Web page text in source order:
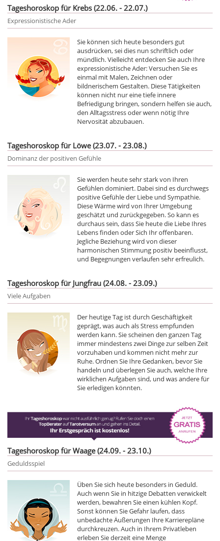
Tageshoroskop für Krebs (22.06. - 22.07.)
Expressionistische Ader
Sie können sich heute besonders gut
ausdrücken, sei dies nun schriftlich oder
mündlich. Vielleicht entdecken Sie auch Ihre
expressionistische Ader: Versuchen Sie es
einmal mit Malen, Zeichnen oder
bildnerischem Gestalten. Diese Tätigkeiten
können nicht nur eine tiefe innere
Befriedigung bringen, sondern helfen sie auch,
den Alltagsstress oder wenn nötig Ihre
Nervosität abzubauen.
Tageshoroskop für Löwe (23.07. - 23.08.)
Dominanz der positiven Gefühle
Sie werden heute sehr stark von Ihren
Gefühlen dominiert. Dabei sind es durchwegs
positive Gefühle der Liebe und Sympathie.
Diese Wärme wird von Ihrer Umgebung
geschätzt und zurückgegeben. So kann es
durchaus sein, dass Sie heute die Liebe Ihres
Lebens finden oder Sich Ihr offenbaren.
Jegliche Beziehung wird von dieser
harmonischen Stimmung positiv beeinflusst,
und Begegnungen verlaufen sehr erfreulich.
Tageshoroskop für Jungfrau (24.08. - 23.09.)
Viele Aufgaben
Der heutige Tag ist durch Geschäftigkeit
geprägt, was auch als Stress empfunden
werden kann. Sie scheinen den ganzen Tag
immer mindestens zwei Dinge zur selben Zeit
vorzuhaben und kommen nicht mehr zur
Ruhe. Ordnen Sie Ihre Gedanken, bevor Sie
handeln und überlegen Sie auch, welche Ihre
wirklichen Aufgaben sind, und was andere für
Sie erledigen könnten.
Tageshoroskop für Waage (24.09. - 23.10.)
Geduldsspiel
Üben Sie sich heute besonders in Geduld.
Auch wenn Sie in hitzige Debatten verwickelt
werden, bewahren Sie einen kühlen Kopf.
Sonst können Sie Gefahr laufen, dass
unbedachte Äußerungen Ihre Karrierepläne
durchkreuzen. Auch in Ihrem Privatleben
erleben Sie derzeit eine Menge